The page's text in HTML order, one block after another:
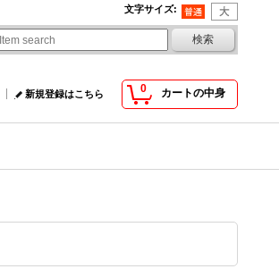
文字サイズ:
0 カートの中身
新規登録はこちら